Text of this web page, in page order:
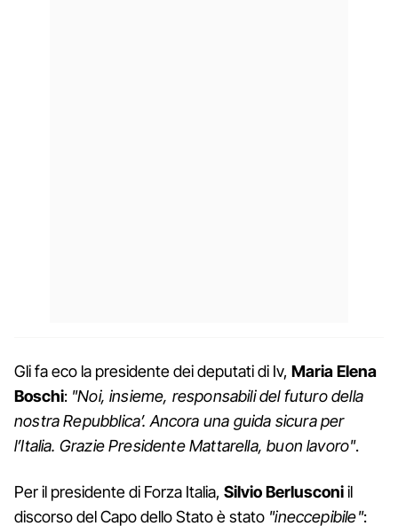
Gli fa eco la presidente dei deputati di Iv, Maria Elena
Boschi: "Noi, insieme, responsabili del futuro della
nostra Repubblica’. Ancora una guida sicura per
l’Italia. Grazie Presidente Mattarella, buon lavoro".
Per il presidente di Forza Italia, Silvio Berlusconiil
discorso del Capo dello Stato è stato "ineccepibile":